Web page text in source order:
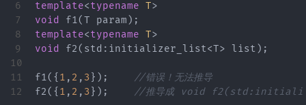
6
7
8
9
10
11
template<typename T>
void
f1(T param );
template<typename T>
void
f2( std : initializer_list<T> list );
f1({ 1 , 2 , 3 });
//错误！无法推导
f2({ 1 , 2 , 3 }); //推导成 void